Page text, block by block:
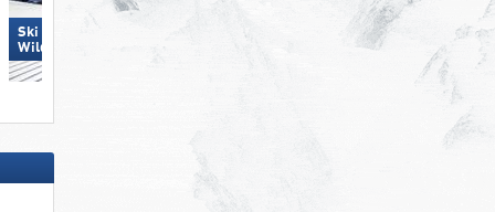
Ski Juwel Alpbachtal
Wildschönau
Hochkönig